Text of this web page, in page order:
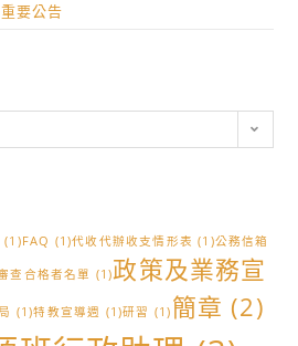
要公告
(1)FAQ (1)代收代辦收支情形表 (1)公務信箱
查合格者名單 (1)政策及業務宣
(1)特教宣導週 (1)研習 (1) 簡章 (2)